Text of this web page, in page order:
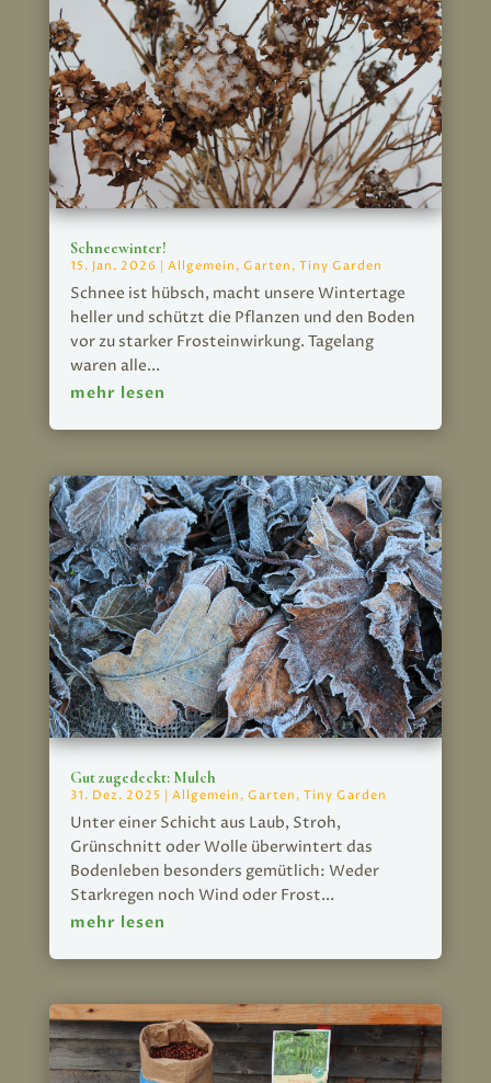
Schneewinter!
15. Jan. 2026 | Allgemein , Garten , Tiny Garden
Schnee ist hübsch, macht unsere Wintertage
heller und schützt die Pflanzen und den Boden
vor zu starker Frosteinwirkung. Tagelang
waren alle...
mehr lesen
Gut zugedeckt: Mulch
31. Dez. 2025 | Allgemein , Garten , Tiny Garden
Unter einer Schicht aus Laub, Stroh,
Grünschnitt oder Wolle überwintert das
Bodenleben besonders gemütlich: Weder
Starkregen noch Wind oder Frost...
mehr lesen